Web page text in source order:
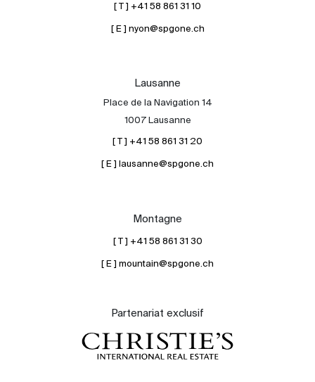
[ T ] +41 58 861 31 10
[ E ] nyon@spgone.ch
Lausanne
Place de la Navigation 14
1007 Lausanne
[ T ] +41 58 861 31 20
[ E ] lausanne@spgone.ch
Montagne
[ T ] +41 58 861 31 30
[ E ] mountain@spgone.ch
Partenariat exclusif